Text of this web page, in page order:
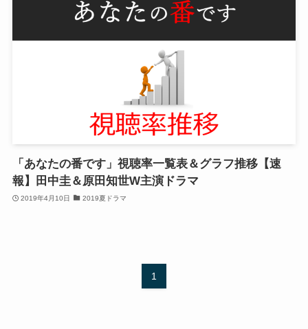
「あなたの番です」視聴率一覧表＆グラフ推移【速
報】田中圭＆原田知世W主演ドラマ
2019年4月10日 2019夏ドラマ
1